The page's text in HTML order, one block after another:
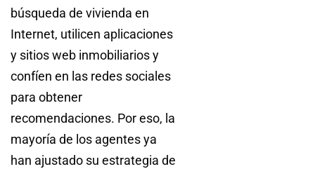
búsqueda de vivienda en
Internet, utilicen aplicaciones
y sitios web inmobiliarios y
confíen en las redes sociales
para obtener
recomendaciones. Por eso, la
mayoría de los agentes ya
han ajustado su estrategia de